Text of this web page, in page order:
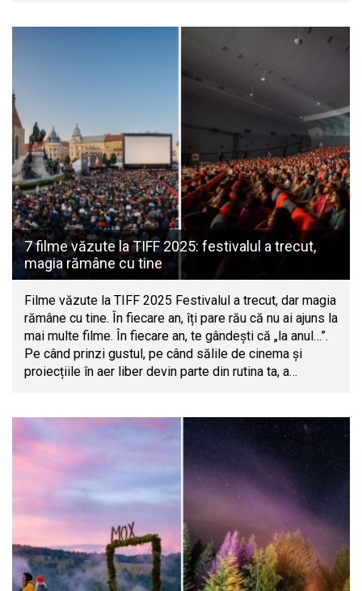
7 filme văzute la TIFF 2025: festivalul a trecut,
magia rămâne cu tine
Filme văzute la TIFF 2025 Festivalul a trecut, dar magia
rămâne cu tine. În fiecare an, îți pare rău că nu ai ajuns la
mai multe filme. În fiecare an, te gândești că „la anul…”.
Pe când prinzi gustul, pe când sălile de cinema și
proiecțiile în aer liber devin parte din rutina ta, a…